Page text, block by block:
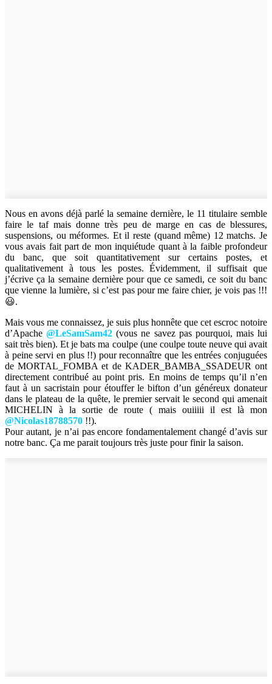
Nous en avons déjà parlé la semaine dernière, le 11 titulaire semble
faire le taf mais donne très peu de marge en cas de blessures,
suspensions, ou méformes. Et il reste (quand même) 12 matchs. Je
vous avais fait part de mon inquiétude quant à la faible profondeur
du banc, que soit quantitativement sur certains postes, et
qualitativement à tous les postes. Évidemment, il suffisait que
j’écrive ça la semaine dernière pour que ce samedi, ce soit du banc
que vienne la lumière, si c’est pas pour me faire chier, je vois pas !!!
😃.
Mais vous me connaissez, je suis plus honnête que cet escroc notoire
d’Apache@LeSamSam42 (vous ne savez pas pourquoi, mais lui
sait très bien). Et je bats ma coulpe (une coulpe toute neuve qui avait
à peine servi en plus !!) pour reconnaître que les entrées conjuguées
de MORTAL_FOMBA et de KADER_BAMBA_SSADEUR ont
directement contribué au point pris. En moins de temps qu’il n’en
faut à un sacristain pour étouffer le bifton d’un généreux donateur
dans le plateau de la quête, le premier servait le second qui amenait
MICHELIN à la sortie de route ( mais ouiiiii il est là mon
@Nicolas18788570 !!).
Pour autant, je n’ai pas encore fondamentalement changé d’avis sur
notre banc. Ça me parait toujours très juste pour finir la saison.